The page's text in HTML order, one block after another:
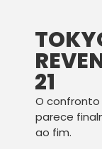
21
O confronto
parece
ao fim.